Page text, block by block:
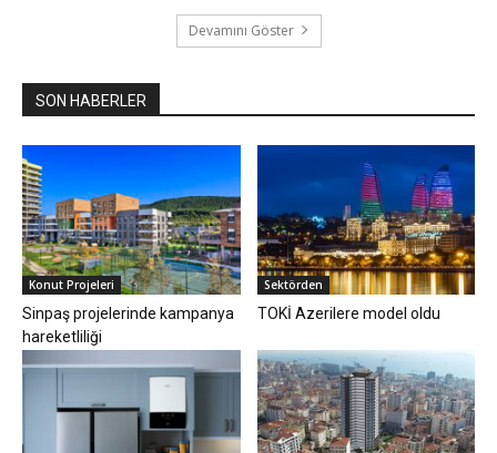
Devamını Göster
SON HABERLER
Konut Projeleri
Sinpaş projelerinde kampanya
hareketliliği
Sektörden
TOKİ Azerilere model oldu